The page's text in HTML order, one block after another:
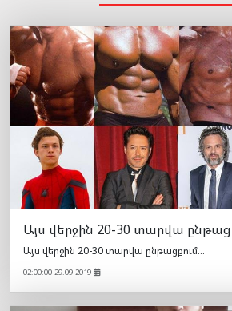
Այս վերջին 20-30 տարվա
Այս վերջին 20-30 տարվա ընթացքում...
02:00:00 29.09-2019